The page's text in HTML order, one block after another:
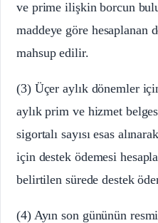
ve prime ilişkin borcun
maddeye göre hesaplanan
mahsup edilir.
(3) Üçer aylık dönemler
aylık prim ve hizmet
sigortalı sayısı esas
için destek ödemesi
belirtilen sürede destek
(4) Ayın son gününün